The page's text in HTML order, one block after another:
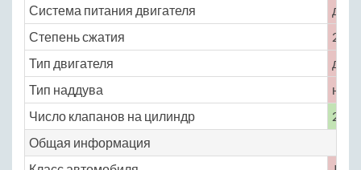
Система питания двигателя
Степень сжатия
23
Тип двигателя
Тип наддува
нет
Число клапанов на цилиндр
2
Общая информация